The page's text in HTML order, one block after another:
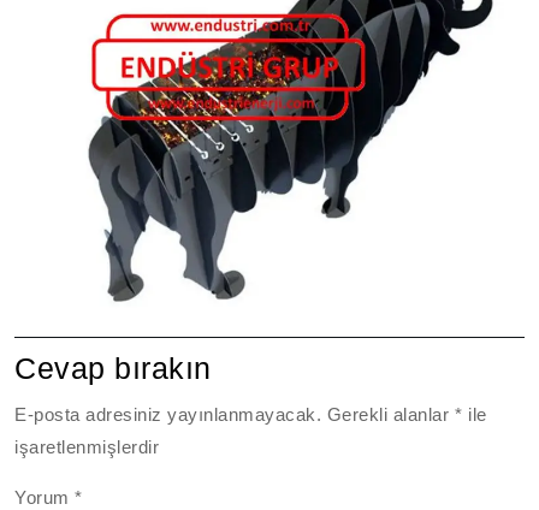
Cevap bırakın
E-posta adresiniz yayınlanmayacak. Gerekli alanlar* ile
işaretlenmişlerdir
Yorum*